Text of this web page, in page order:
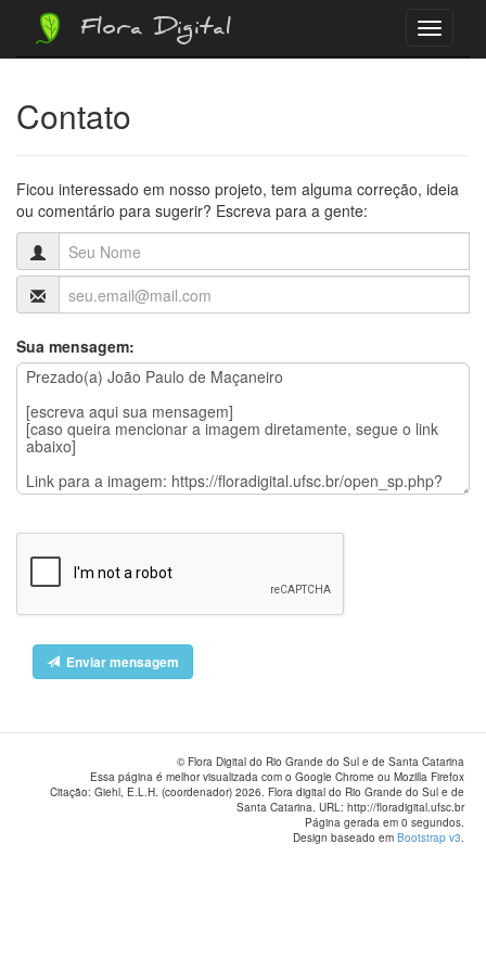
Menu
Flora Digital
Contato
Ficou interessado em nosso projeto, tem alguma correção, ideia
ou comentário para sugerir? Escreva para a gente:
Sua mensagem:
Enviar mensagem
© Flora Digital do Rio Grande do Sul e de Santa Catarina
Essa página é melhor visualizada com o Google Chrome ou Mozilla Firefox
Citação: Giehl, E.L.H. (coordenador) 2026. Flora digital do Rio Grande do Sul e de
Santa Catarina. URL: http://floradigital.ufsc.br
Página gerada em 0 segundos.
Design baseado em Bootstrap v3.